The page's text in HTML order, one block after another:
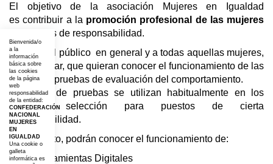
El objetivo de la asociación Mujeres en Igualdad
es contribuir a la promoción profesional de las mujeres
en puestos de responsabilidad.
Dirigida: al público en general y a todas aquellas mujeres,
en particular, que quieran conocer el funcionamiento de las
diferentes pruebas de evaluación del comportamiento.
Este tipo de pruebas se utilizan habitualmente en los
procesos selección para puestos de cierta
responsabilidad.
En concreto, podrán conocer el funcionamiento de:
Herramientas Digitales
Bienvenida/o
a la
información
básica sobre
las cookies
de la página
web
responsabilidad
de la entidad:
CONFEDERACIÓN
NACIONAL
MUJERES
EN
IGUALDAD
Una cookie o
galleta
informática es